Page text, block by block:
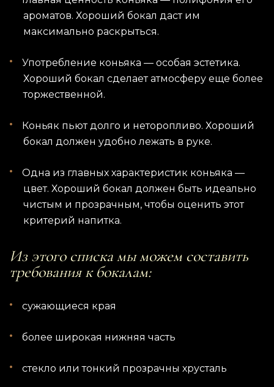
ароматов. Хороший бокал даст им
максимально раскрыться.
Употребление коньяка — особая эстетика.
Хороший бокал сделает атмосферу еще более
торжественной.
Коньяк пьют долго и неторопливо. Хороший
бокал должен удобно лежать в руке.
Одна из главных характеристик коньяка —
цвет. Хороший бокал должен быть идеально
чистым и прозрачным, чтобы оценить этот
критерий напитка.
Из этого списка мы можем составить
требования к бокалам:
сужающиеся края
более широкая нижняя часть
стекло или тонкий прозрачны хрусталь